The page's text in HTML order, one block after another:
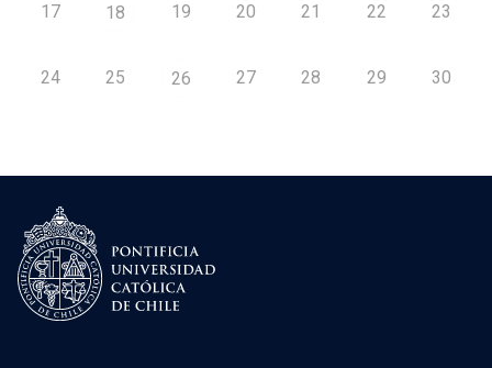
17 18 19 20 21 22 23
24 25 26 27 28 29 30